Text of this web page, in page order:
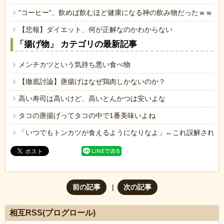
"コーヒー"、飲めば飲むほど健康になる神の飲み物だったｗｗｗ
【悲報】ダイエット、何が正解なのかわからない
「揚げ物」 カテゴリの最新記事
メンチカツという気持ち悪い食べ物
【徹底討論】唐揚げはなぜ鶏肉しかないのか？
高い寿司は高いけど、高いとんかつは安いよな
タコの唐揚げってタコの中で1番美味いよね
「いつでもトンカツが食えるようになりなよ」←これ誤解されて
前の記事 次の記事
相互RSS(ブログロール)